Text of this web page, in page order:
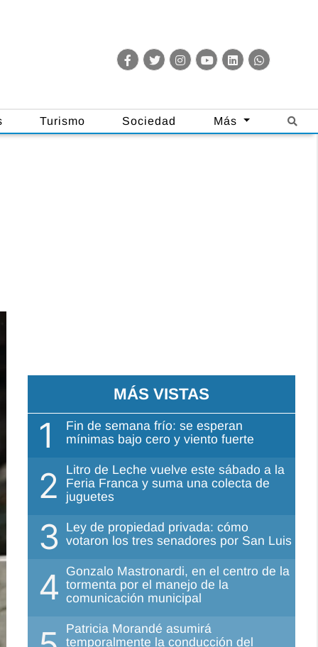
Turismo Sociedad Más
MÁS VISTAS
1
Fin de semana frío: se esperan
mínimas bajo cero y viento fuerte
2
Litro de Leche vuelve este sábado a la
Feria Franca y suma una colecta de
juguetes
3 Ley de propiedad privada: cómo
votaron los tres senadores por San Luis
4 Gonzalo Mastronardi, en el centro de la
tormenta por el manejo de la
comunicación municipal
Patricia Morandé asumirá
temporalmente la conducción del